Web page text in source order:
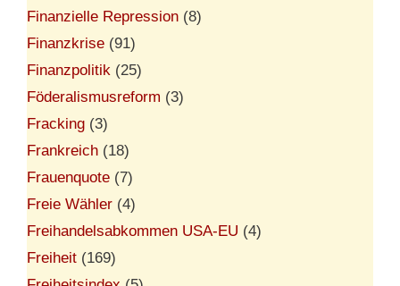
Finanzielle Repression (8)
Finanzkrise (91)
Finanzpolitik (25)
Föderalismusreform (3)
Fracking (3)
Frankreich (18)
Frauenquote (7)
Freie Wähler (4)
Freihandelsabkommen USA-EU (4)
Freiheit (169)